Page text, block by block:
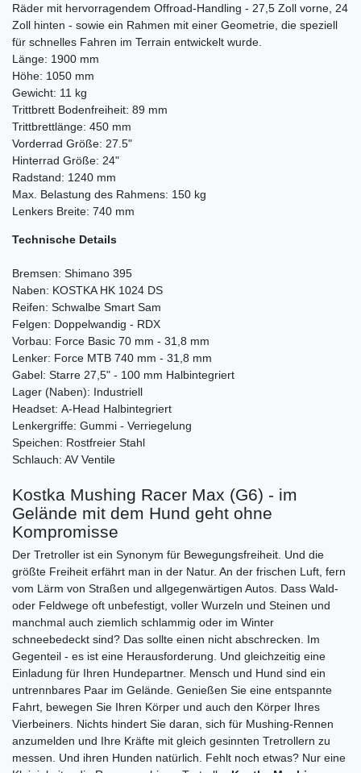
Räder mit hervorragendem Offroad-Handling - 27,5 Zoll vorne, 24
Zoll hinten - sowie ein Rahmen mit einer Geometrie, die speziell
für schnelles Fahren im Terrain entwickelt wurde.
Länge: 1900 mm
Höhe: 1050 mm
Gewicht: 11 kg
Trittbrett Bodenfreiheit: 89 mm
Trittbrettlänge: 450 mm
Vorderrad Größe: 27.5"
Hinterrad Größe: 24"
Radstand: 1240 mm
Max. Belastung des Rahmens: 150 kg
Lenkers Breite: 740 mm
Technische Details
Bremsen: Shimano 395
Naben: KOSTKA HK 1024 DS
Reifen: Schwalbe Smart Sam
Felgen: Doppelwandig - RDX
Vorbau: Force Basic 70 mm - 31,8 mm
Lenker: Force MTB 740 mm - 31,8 mm
Gabel: Starre 27,5" - 100 mm Halbintegriert
Lager (Naben): Industriell
Headset: A-Head Halbintegriert
Lenkergriffe: Gummi - Verriegelung
Speichen: Rostfreier Stahl
Schlauch: AV Ventile
Kostka Mushing Racer Max (G6) - im
Gelände mit dem Hund geht ohne
Kompromisse
Der Tretroller ist ein Synonym für Bewegungsfreiheit. Und die
größte Freiheit erfährt man in der Natur. An der frischen Luft, fern
vom Lärm von Straßen und allgegenwärtigen Autos. Dass Wald-
oder Feldwege oft unbefestigt, voller Wurzeln und Steinen und
manchmal auch ziemlich schlammig oder im Winter
schneebedeckt sind? Das sollte einen nicht abschrecken. Im
Gegenteil - es ist eine Herausforderung. Und gleichzeitig eine
Einladung für Ihren Hundepartner. Mensch und Hund sind ein
untrennbares Paar im Gelände. Genießen Sie eine entspannte
Fahrt, bewegen Sie Ihren Körper und auch den Körper Ihres
Vierbeiners. Nichts hindert Sie daran, sich für Mushing-Rennen
anzumelden und Ihre Kräfte mit gleich gesinnten Tretrollern zu
messen. Und ihren Hunden natürlich. Fehlt noch etwas? Nur eine